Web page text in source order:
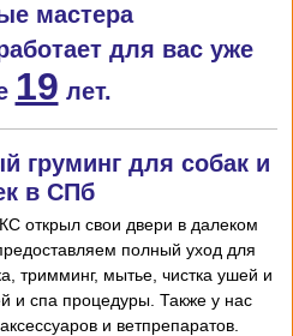
мастера
для вас уже
19 лет.
груминг для собак и
в СПб
открыл свои двери в далеком
полный уход для
тримминг, мытье, чистка ушей и
и спа процедуры. Также у нас
и ветпрепаратов.